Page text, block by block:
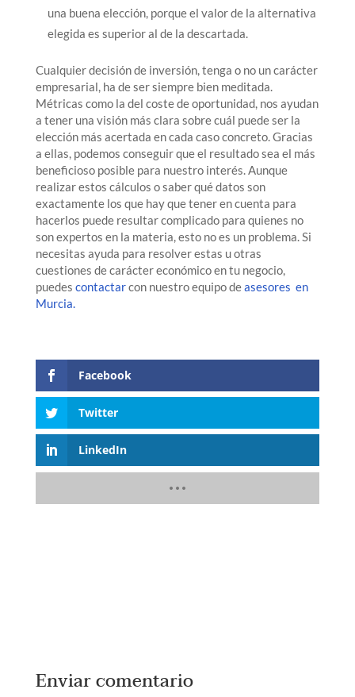
una buena elección, porque el valor de la alternativa
elegida es superior al de la descartada.
Cualquier decisión de inversión, tenga o no un carácter
empresarial, ha de ser siempre bien meditada.
Métricas como la del coste de oportunidad, nos ayudan
a tener una visión más clara sobre cuál puede ser la
elección más acertada en cada caso concreto. Gracias
a ellas, podemos conseguir que el resultado sea el más
beneficioso posible para nuestro interés. Aunque
realizar estos cálculos o saber qué datos son
exactamente los que hay que tener en cuenta para
hacerlos puede resultar complicado para quienes no
son expertos en la materia, esto no es un problema. Si
necesitas ayuda para resolver estas u otras
cuestiones de carácter económico en tu negocio,
puedes contactarcon nuestro equipo deasesores en
Murcia.
Facebook
Twitter
LinkedIn
Enviar comentario